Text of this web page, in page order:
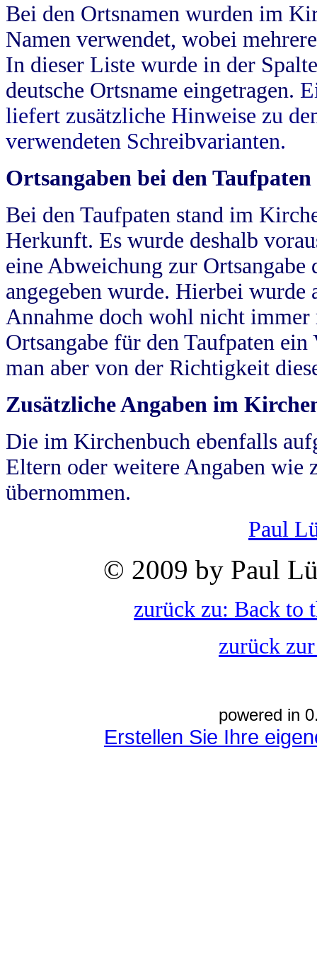
Bei den Ortsnamen wurden im
Namen verwendet, wobei
In dieser Liste wurde in der
deutsche Ortsname eingetragen.
liefert zusätzliche Hinweise zu
verwendeten Schreibvarianten.
Ortsangaben bei den Taufpaten
Bei den Taufpaten stand im
Herkunft. Es wurde deshalb
eine Abweichung zur
angegeben wurde. Hierbei wurde
Annahme doch wohl nicht
Ortsangabe für den Taufpaten
man aber von der Richtigkeit
Zusätzliche Angaben im
Die im Kirchenbuch ebenfalls
Eltern oder weitere Angaben wie
übernommen.
Paul
© 2009 by Paul
zurück zu: Back to
zurück
powered in
Erstellen Sie Ihre